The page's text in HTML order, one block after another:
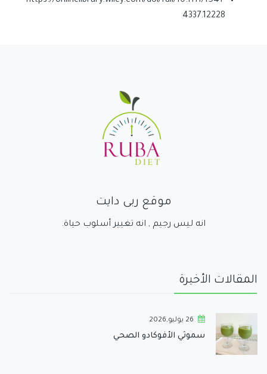
4337.12228
موقع ربى دايت
انه ليس رجيم , انه تغيير أسلوب حياة.
المقالات الأخيرة
26 يوليو,2026
سموثي الأفوكادو الصحي